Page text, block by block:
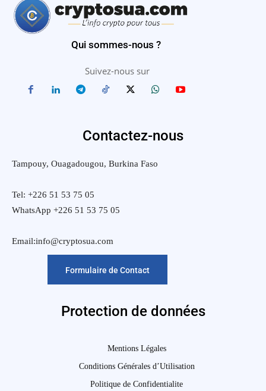
Qui sommes-nous ?
Suivez-nous sur
Contactez-nous
Tampouy, Ouagadougou, Burkina Faso
Tel: +226 51 53 75 05
WhatsApp +226 51 53 75 05
Email:info@cryptosua.com
Formulaire de Contact
Protection de données
Mentions Légales
Conditions Générales d’Utilisation
Politique de Confidentialite